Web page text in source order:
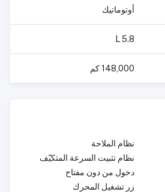
أوتوماتيك
5.8 L
148,000 كم
نظام الملاحة
نظام تثبيت السرعة المتكيّف
دخول من دون مفتاح
زر تشغيل المحرك